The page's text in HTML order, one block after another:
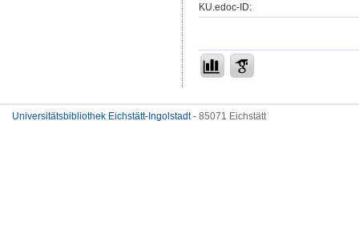
KU.edoc-ID:
Universitätsbibliothek Eichstätt-Ingolstadt- 85071 Eichstätt